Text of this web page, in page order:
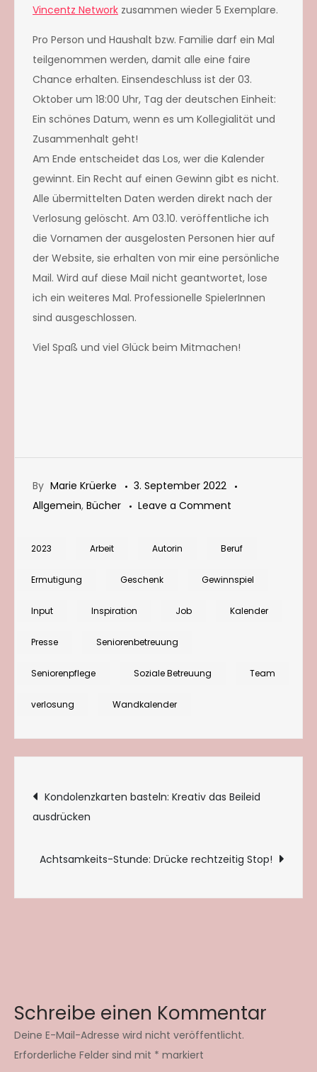
Vincentz Network zusammen wieder 5 Exemplare.
Pro Person und Haushalt bzw. Familie darf ein Mal
teilgenommen werden, damit alle eine faire
Chance erhalten. Einsendeschluss ist der 03.
Oktober um 18:00 Uhr, Tag der deutschen Einheit:
Ein schönes Datum, wenn es um Kollegialität und
Zusammenhalt geht!
Am Ende entscheidet das Los, wer die Kalender
gewinnt. Ein Recht auf einen Gewinn gibt es nicht.
Alle übermittelten Daten werden direkt nach der
Verlosung gelöscht. Am 03.10. veröffentliche ich
die Vornamen der ausgelosten Personen hier auf
der Website, sie erhalten von mir eine persönliche
Mail. Wird auf diese Mail nicht geantwortet, lose
ich ein weiteres Mal. Professionelle SpielerInnen
sind ausgeschlossen.
Viel Spaß und viel Glück beim Mitmachen!
By Marie Krüerke
3. September 2022
Allgemein, Bücher Leave a Comment
Teamkalender
für
2023 Arbeit Autorin Beruf
Ermutigung Geschenk Gewinnspiel
Input Inspiration Job Kalender
Presse Seniorenbetreuung
Seniorenpflege Soziale Betreuung Team
verlosung Wandkalender
Beitragsnavigation
Kondolenzkarten basteln: Kreativ das Beileid
ausdrücken
Achtsamkeits-Stunde: Drücke rechtzeitig Stop!
Schreibe einen Kommentar
Deine E-Mail-Adresse wird nicht veröffentlicht.
Erforderliche Felder sind mit * markiert